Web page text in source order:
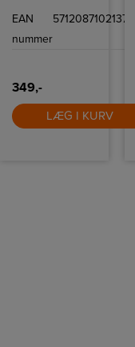
airfryeren.
EAN
nummer
5712087102137
349,-
LÆG I KURV